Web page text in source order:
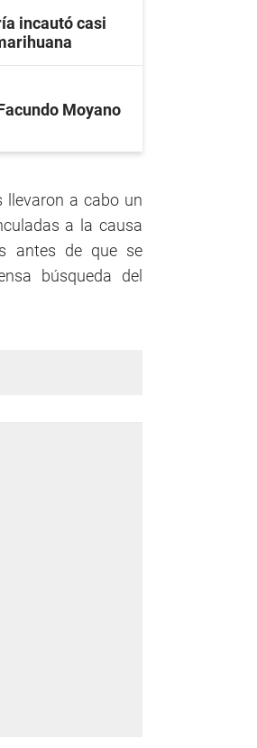
incautó casi
Moyano
llevaron a cabo un
a la causa
antes de que se
búsqueda del